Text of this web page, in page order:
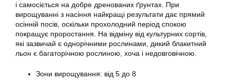
і самосіється на добре дренованих ґрунтах. При
вирощуванні з насіння найкращі результати дає прямий
осінній посів, оскільки прохолодний період спокою
покращує проростання. На відміну від культурних сортів,
які зазвичай є однорічними рослинами, дикий блакитний
льон є багаторічною рослиною, хоча і недовговічною.
Зони вирощування: від 5 до 8